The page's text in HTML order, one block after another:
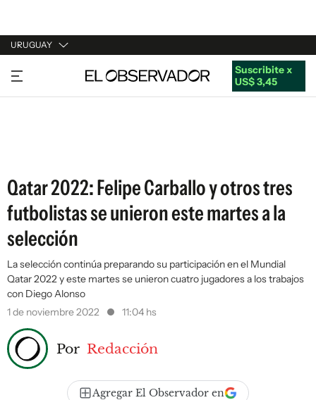
URUGUAY
URUGUAY
ARGENTINA
Suscribite x
US$ 3,45
Qatar 2022: Felipe Carballo y otros tres
futbolistas se unieron este martes a la
selección
La selección continúa preparando su participación en el Mundial
Qatar 2022 y este martes se unieron cuatro jugadores a los trabajos
con Diego Alonso
1 de noviembre 2022
11:04 hs
Por Redacción
Agregar El Observador en